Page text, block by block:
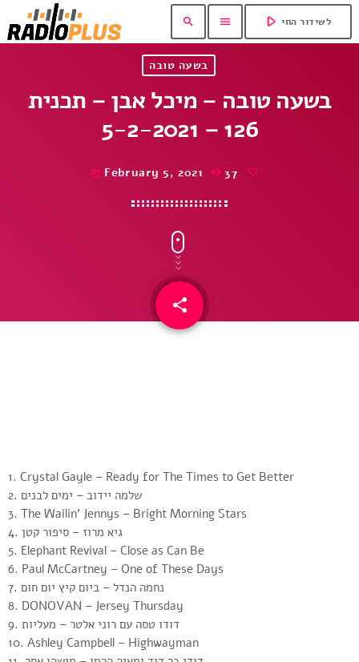
search menu play_arrow לשידור החי
בשעה טובה
בשעה טובה – מיכל אבן – תכנית
126 – 5-2-2021
today February 5, 2021 37
share
email
1. Crystal Gayle – Ready for The Times to Get Better
2. שלמה יידוב – ימים לבנים
3. The Wailin’ Jennys – Bright Morning Stars
4. גיא מרוז – סיפור קטן
5. Elephant Revival – Close as Can Be
6. Paul McCartney – One of These Days
7. נחמה הנדל – ביום קיץ יום חום
8. DONOVAN – Jersey Thursday
9. דודו טסה עם רוני אלטר – מעליות
10. Ashley Campbell – Highwayman